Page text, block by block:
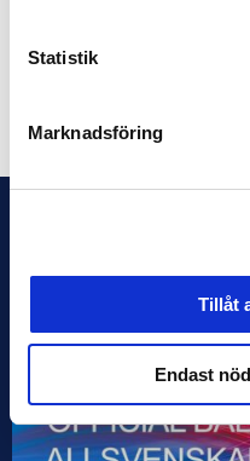
Statistik
Marknadsföring
Tillåt
Endast